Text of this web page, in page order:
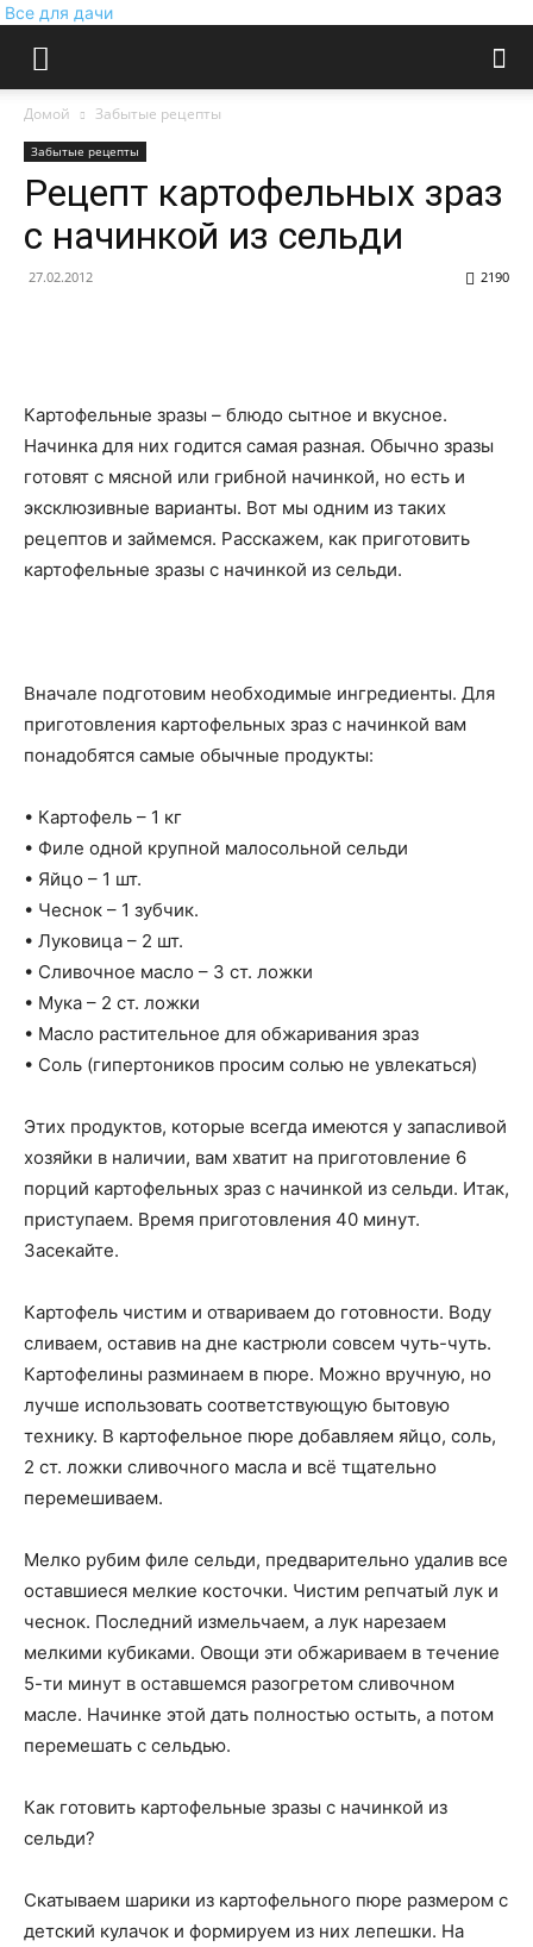
Все для дачи
Домой Забытые рецепты
Забытые рецепты
Рецепт картофельных зраз
с начинкой из сельди
27.02.2012 2190
Картофельные зразы – блюдо сытное и вкусное.
Начинка для них годится самая разная. Обычно зразы
готовят с мясной или грибной начинкой, но есть и
эксклюзивные варианты. Вот мы одним из таких
рецептов и займемся. Расскажем, как приготовить
картофельные зразы с начинкой из сельди.
Вначале подготовим необходимые ингредиенты. Для
приготовления картофельных зраз с начинкой вам
понадобятся самые обычные продукты:
• Картофель – 1 кг
• Филе одной крупной малосольной сельди
• Яйцо – 1 шт.
• Чеснок – 1 зубчик.
• Луковица – 2 шт.
• Сливочное масло – 3 ст. ложки
• Мука – 2 ст. ложки
• Масло растительное для обжаривания зраз
• Соль (гипертоников просим солью не увлекаться)
Этих продуктов, которые всегда имеются у запасливой
хозяйки в наличии, вам хватит на приготовление 6
порций картофельных зраз с начинкой из сельди. Итак,
приступаем. Время приготовления 40 минут.
Засекайте.
Картофель чистим и отвариваем до готовности. Воду
сливаем, оставив на дне кастрюли совсем чуть-чуть.
Картофелины разминаем в пюре. Можно вручную, но
лучше использовать соответствующую бытовую
технику. В картофельное пюре добавляем яйцо, соль,
2 ст. ложки сливочного масла и всё тщательно
перемешиваем.
Мелко рубим филе сельди, предварительно удалив все
оставшиеся мелкие косточки. Чистим репчатый лук и
чеснок. Последний измельчаем, а лук нарезаем
мелкими кубиками. Овощи эти обжариваем в течение
5-ти минут в оставшемся разогретом сливочном
масле. Начинке этой дать полностью остыть, а потом
перемешать с сельдью.
Как готовить картофельные зразы с начинкой из
сельди?
Скатываем шарики из картофельного пюре размером с
детский кулачок и формируем из них лепешки. На